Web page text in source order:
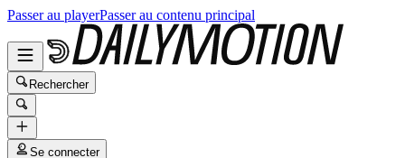
Passer au playerPasser au contenu principal
Rechercher
Se connecter